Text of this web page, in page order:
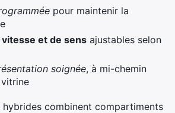
pour maintenir la
et de sens ajustables selon
soignée, à mi-chemin
hybrides combinent compartiments